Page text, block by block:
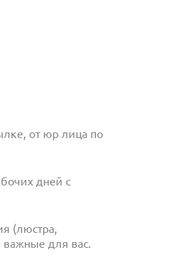
от юр лица по
дней с
(люстра,
для вас.